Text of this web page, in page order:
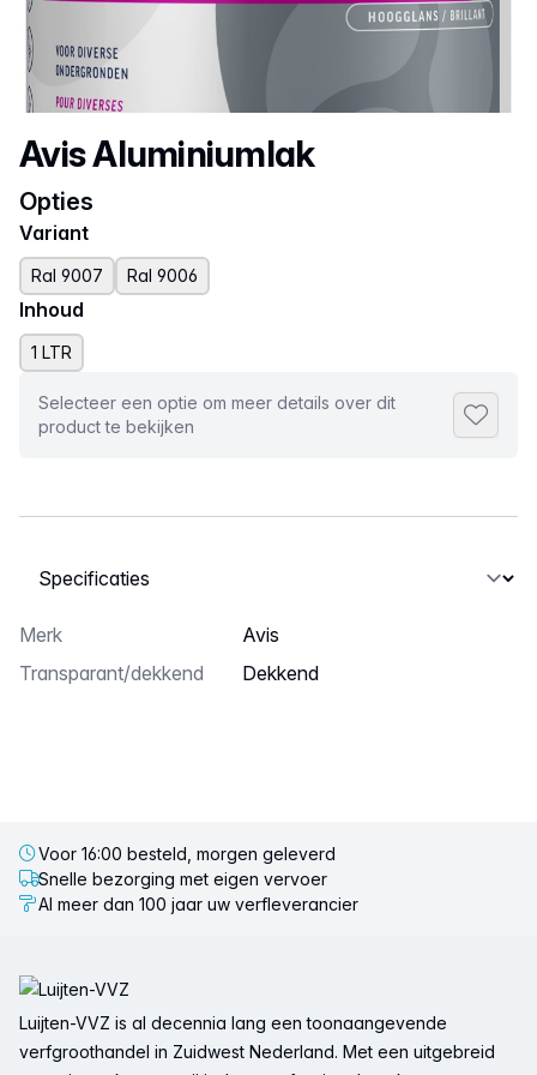
Productnaam
Avis Aluminiumlak
Opties
Variant
Ral 9007 Ral 9006
Inhoud
1 LTR
Selecteer een optie om meer details over dit
product te bekijken
Selecteer een tabblad
Merk
Avis
transparant/dekkend
dekkend
Voor 16:00 besteld, morgen geleverd
Snelle bezorging met eigen vervoer
Al meer dan 100 jaar uw verfleverancier
Luijten-VVZ is al decennia lang een toonaangevende
verfgroothandel in Zuidwest Nederland. Met een uitgebreid